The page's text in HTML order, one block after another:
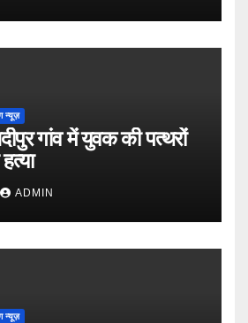
न्यूज़
गांव में युवक की पत्थरों
ADMIN
न्यूज़